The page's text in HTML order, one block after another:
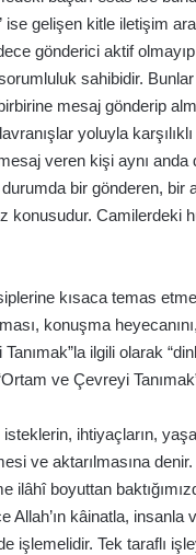
gelişen kitle iletişim
gönderici aktif
sahibidir.
mesaj gönderip
yoluyla
veren kişi aynı
bir gönderen,
konusudur. Camilerdeki
kısaca temas
konuşma
Tanımak”la ilgili olarak
ve Çevreyi
ihtiyaçların,
ve aktarılmasına
boyuttan
Allah’ın kâinatla,
işlemelidir. Tek taraflı